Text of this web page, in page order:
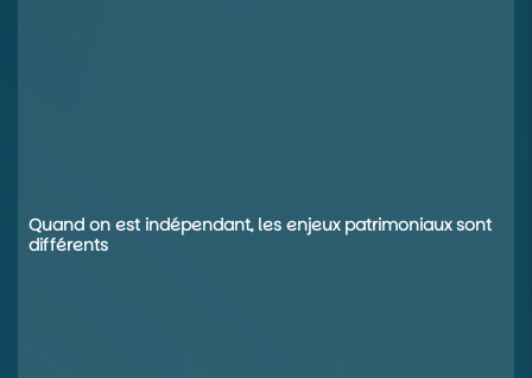
Quand on est indépendant, les enjeux patrimoniaux sont
différents